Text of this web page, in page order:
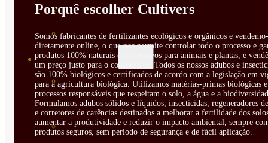
PLANTAS INTERIOR
GROWPUNCH
SEMILLAS
VER TODAS
BIODINÁMICAS DEMETER
HORTALIZA FRUTO
Porquê escolher Cultivers
Somos fabricantes de fertilizantes ecológicos e orgânicos e
diretamente online, o que nos permite controlar todo o processo e
produtos 100% naturais e inofensivos para animais e plantas, e
um preço justo para o consumidor. Todos os nossos adubos e
são 100% biológicos e certificados de acordo com a legislação em
para a agricultura biológica. Utilizamos matérias-primas biológicas e
processos responsáveis que respeitam o solo, a água e a
Formulamos adubos sólidos e líquidos, insecticidas, regeneradores
e corretores de carências destinados a melhorar a fertilidade dos
aumentar a produtividade e reduzir o impacto ambiental, sempre
produtos seguros, sem período de segurança e de fácil aplicação.